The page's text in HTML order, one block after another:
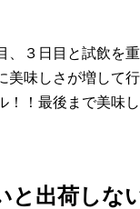
、３日目と試飲を
美味しさが増して
！！最後まで美味し
と出荷しな